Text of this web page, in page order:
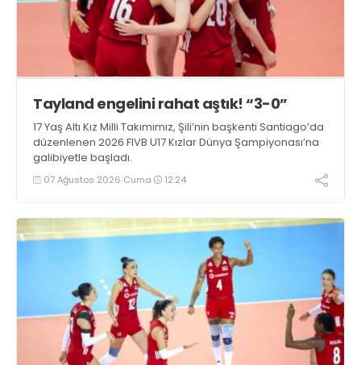
Tayland engelini rahat aştık! “3-0”
17 Yaş Altı Kız Milli Takımımız, Şili’nin başkenti Santiago’da
düzenlenen 2026 FIVB U17 Kızlar Dünya Şampiyonası’na
galibiyetle başladı.
07 Ağustos 2026 Cuma 12:24